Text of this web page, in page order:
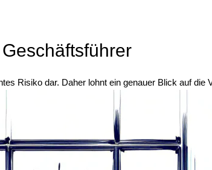
Risiko dar. Daher lohnt ein genauer Blick auf